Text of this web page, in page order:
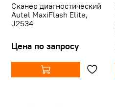
Сканер диагностический
Autel MaxiFlash Elite,
J2534
Цена по запросу